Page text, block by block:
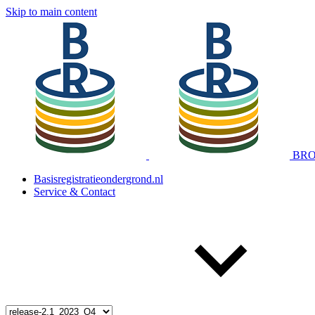
Skip to main content
Basisregistratieondergrond.nl
Service & Contact